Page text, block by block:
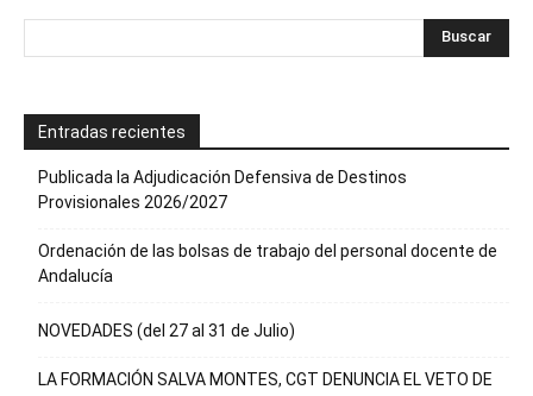
Entradas recientes
Publicada la Adjudicación Defensiva de Destinos
Provisionales 2026/2027
Ordenación de las bolsas de trabajo del personal docente de
Andalucía
NOVEDADES (del 27 al 31 de Julio)
LA FORMACIÓN SALVA MONTES, CGT DENUNCIA EL VETO DE